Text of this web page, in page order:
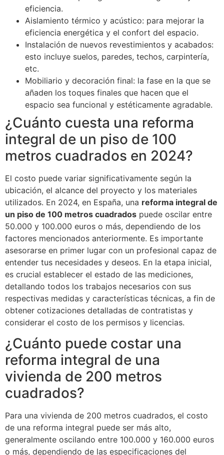
eficiencia.
Aislamiento térmico y acústico: para mejorar la
eficiencia energética y el confort del espacio.
Instalación de nuevos revestimientos y acabados:
esto incluye suelos, paredes, techos, carpintería,
etc.
Mobiliario y decoración final: la fase en la que se
añaden los toques finales que hacen que el
espacio sea funcional y estéticamente agradable.
¿Cuánto cuesta una reforma
integral de un piso de 100
metros cuadrados en 2024?
El costo puede variar significativamente según la
ubicación, el alcance del proyecto y los materiales
utilizados. En 2024, en España, una reforma integral de
un piso de 100 metros cuadrados puede oscilar entre
50.000 y 100.000 euros o más, dependiendo de los
factores mencionados anteriormente. Es importante
asesorarse en primer lugar con un profesional capaz de
entender tus necesidades y deseos. En la etapa inicial,
es crucial establecer el estado de las mediciones,
detallando todos los trabajos necesarios con sus
respectivas medidas y características técnicas, a fin de
obtener cotizaciones detalladas de contratistas y
considerar el costo de los permisos y licencias.
¿Cuánto puede costar una
reforma integral de una
vivienda de 200 metros
cuadrados?
Para una vivienda de 200 metros cuadrados, el costo
de una reforma integral puede ser más alto,
generalmente oscilando entre 100.000 y 160.000 euros
o más, dependiendo de las especificaciones del